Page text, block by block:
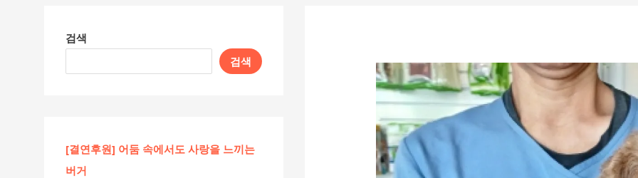
검색
검색
[결연후원] 어둠 속에서도 사랑을 느끼는
버거